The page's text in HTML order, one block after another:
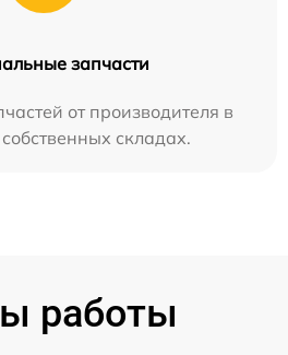
запчасти
от производителя в
складах.
работы